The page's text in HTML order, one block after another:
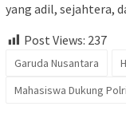
yang adil, sejahtera,
Post Views: 237
Garuda Nusantara
Mahasiswa Dukung Polri